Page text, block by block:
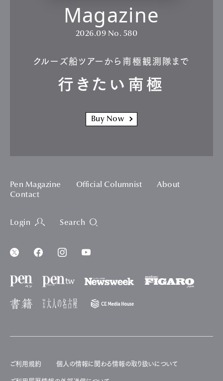
Magazine
2026.09 No. 580
クルーズ船ツアーから南極観測隊まで
行きたい南極
Buy Now
Pen Magazine Official Columnist
About
Contact
Login Search
ご利用規約 個人の情報に関わる情報の取り扱いについて